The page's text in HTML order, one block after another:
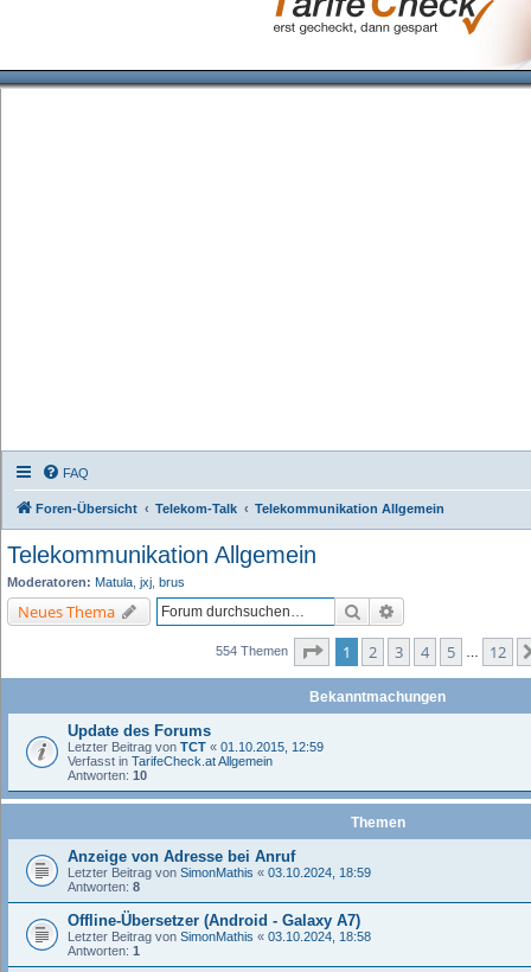
FAQ
Foren-Übersicht Telekom-Talk Telekommunikation Allgemein
Telekommunikation Allgemein
Moderatoren: Matula jxj brus
Neues Thema Suche
554 Themen Seite von
1 2 3 4 5 12
Bekanntmachungen
Update des Forums
Letzter Beitrag von TCT « 01.10.2015, 12:59
Verfasst in TarifeCheck.at Allgemein
Antworten: 10
Themen
Anzeige von Adresse bei Anruf
Letzter Beitrag von SimonMathis « 03.10.2024, 18:59
Antworten: 8
Offline-Übersetzer (Android - Galaxy A7)
Letzter Beitrag von SimonMathis « 03.10.2024, 18:58
Antworten: 1